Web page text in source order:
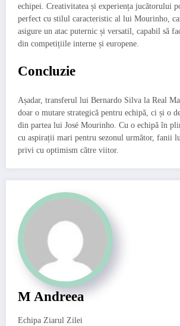
echipei. Creativitatea și experiența jucătorului
perfect cu stilul caracteristic al lui Mourinho,
asigure un atac puternic și versatil, capabil să
din competițiile interne și europene.
Concluzie
Așadar, transferul lui Bernardo Silva la Real
doar o mutare strategică pentru echipă, ci și o
din partea lui José Mourinho. Cu o echipă în
cu aspirații mari pentru sezonul următor, fanii
privi cu optimism către viitor.
M Andreea
Echipa Ziarul Zilei